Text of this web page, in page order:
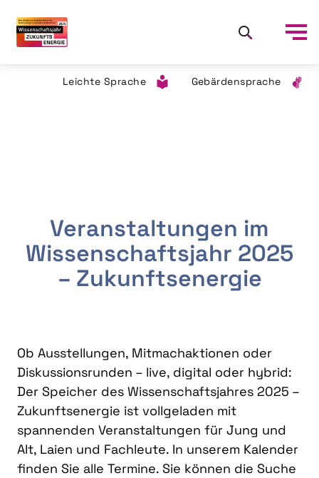
Leichte Sprache Gebärdensprache
Veranstaltungen im
Wissenschaftsjahr 2025
– Zukunftsenergie
Ob Ausstellungen, Mitmachaktionen oder
Diskussionsrunden – live, digital oder hybrid:
Der Speicher des Wissenschaftsjahres 2025 –
Zukunftsenergie ist vollgeladen mit
spannenden Veranstaltungen für Jung und
Alt, Laien und Fachleute. In unserem Kalender
finden Sie alle Termine. Sie können die Suche